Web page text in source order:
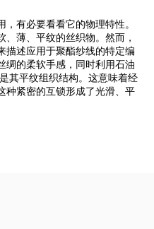
有必要看看它的物理特性。
薄、平纹的丝织物。然而，
述应用于聚酯纱线的特定编
的柔软手感，同时利用石油
平纹组织结构。这意味着经
紧密的互锁形成了光滑、平